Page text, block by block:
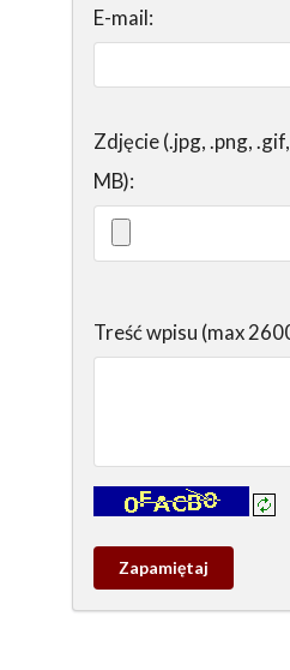
E-mail:
Zdjęcie (.jpg, .png,
MB):
Treść wpisu (max
Kontrola - wprowadź tekst
Zapamietaj
wpis